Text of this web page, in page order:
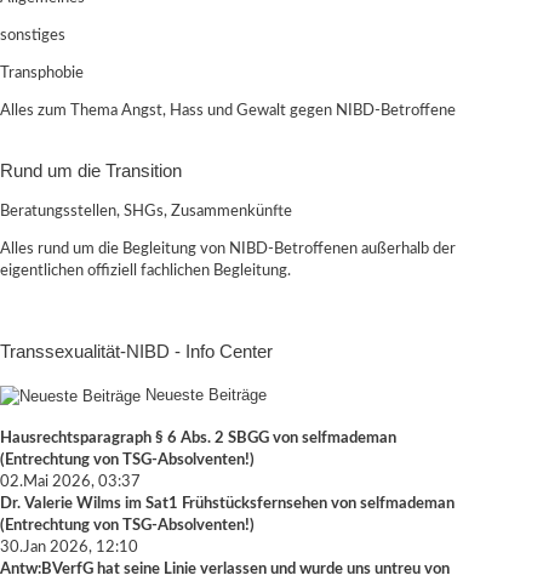
sonstiges
Transphobie
Alles zum Thema Angst, Hass und Gewalt gegen NIBD-Betroffene
Rund um die Transition
Beratungsstellen, SHGs, Zusammenkünfte
Alles rund um die Begleitung von NIBD-Betroffenen außerhalb der
eigentlichen offiziell fachlichen Begleitung.
Transsexualität-NIBD - Info Center
Neueste Beiträge
Hausrechtsparagraph § 6 Abs. 2 SBGG von selfmademan
( Entrechtung von TSG-Absolventen!)
02.Mai 2026, 03:37
Dr. Valerie Wilms im Sat1 Frühstücksfernsehen von selfmademan
( Entrechtung von TSG-Absolventen!)
30.Jan 2026, 12:10
Antw:BVerfG hat seine Linie verlassen und wurde uns untreu von